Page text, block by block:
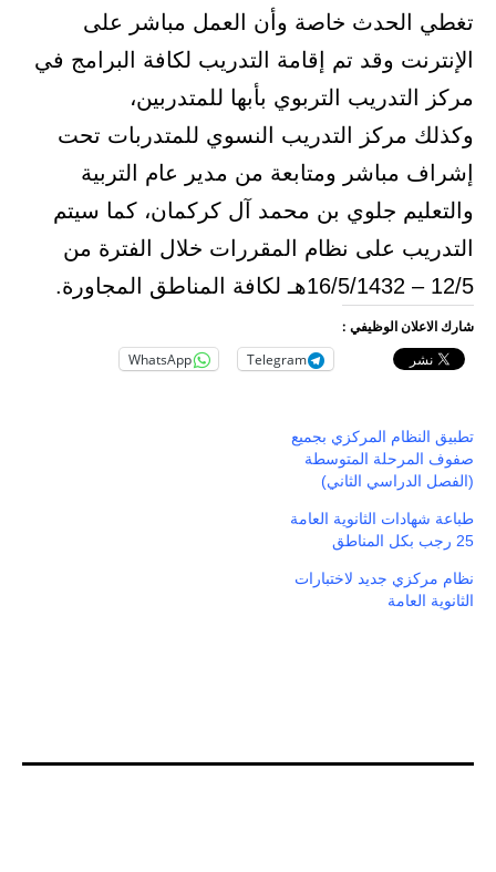
تغطي الحدث خاصة وأن العمل مباشر على
الإنترنت وقد تم إقامة التدريب لكافة البرامج في
مركز التدريب التربوي بأبها للمتدربين،
وكذلك مركز التدريب النسوي للمتدربات تحت
إشراف مباشر ومتابعة من مدير عام التربية
والتعليم جلوي بن محمد آل كركمان، كما سيتم
التدريب على نظام المقررات خلال الفترة من
12/5 – 16/5/1432هـ لكافة المناطق المجاورة.
شارك الاعلان الوظيفي :
Telegram
WhatsApp
تطبيق النظام المركزي بجميع
صفوف المرحلة المتوسطة
(الفصل الدراسي الثاني)
طباعة شهادات الثانوية العامة
25 رجب بكل المناطق
نظام مركزي جديد لاختبارات
الثانوية العامة